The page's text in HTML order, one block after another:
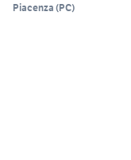
Piacenza (PC)